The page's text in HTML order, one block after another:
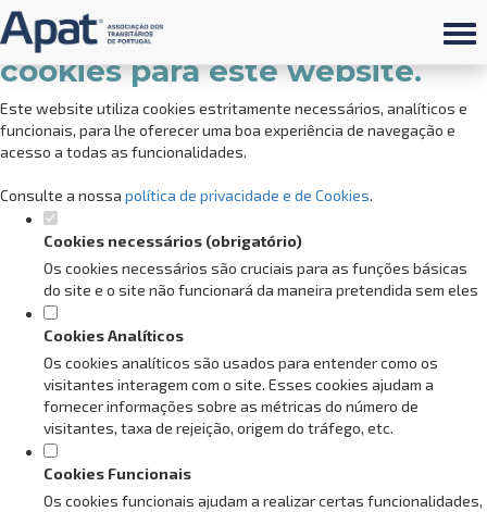
Defina as suas preferências de
cookies para este website.
Este website utiliza cookies estritamente necessários, analíticos e
funcionais, para lhe oferecer uma boa experiência de navegação e
acesso a todas as funcionalidades.
Consulte a nossa política de privacidade e de Cookies.
Cookies necessários (obrigatório)
Os cookies necessários são cruciais para as funções básicas
do site e o site não funcionará da maneira pretendida sem eles
Cookies Analíticos
Os cookies analíticos são usados para entender como os
visitantes interagem com o site. Esses cookies ajudam a
fornecer informações sobre as métricas do número de
visitantes, taxa de rejeição, origem do tráfego, etc.
Cookies Funcionais
Os cookies funcionais ajudam a realizar certas funcionalidades,